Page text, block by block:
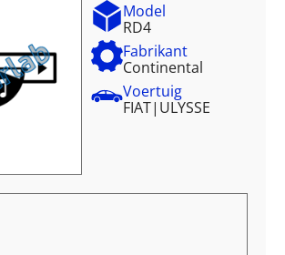
Model
RD4
Fabrikant
Continental
Voertuig
FIAT| ULYSSE